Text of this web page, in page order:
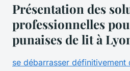
Présentation des
professionnelles
punaises de lit à
se débarrasser définitivement